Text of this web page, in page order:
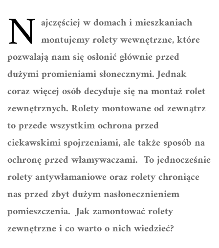
N ajczęściej w domach i mieszkaniach
montujemy rolety wewnętrzne, które
pozwalają nam się osłonić głównie przed
dużymi promieniami słonecznymi. Jednak
coraz więcej osób decyduje się na montaż rolet
zewnętrznych. Rolety montowane od zewnątrz
to przede wszystkim ochrona przed
ciekawskimi spojrzeniami, ale także sposób na
ochronę przed włamywaczami. To jednocześnie
rolety antywłamaniowe oraz rolety chroniące
nas przed zbyt dużym nasłonecznieniem
pomieszczenia. Jak zamontować rolety
zewnętrzne i co warto o nich wiedzieć?